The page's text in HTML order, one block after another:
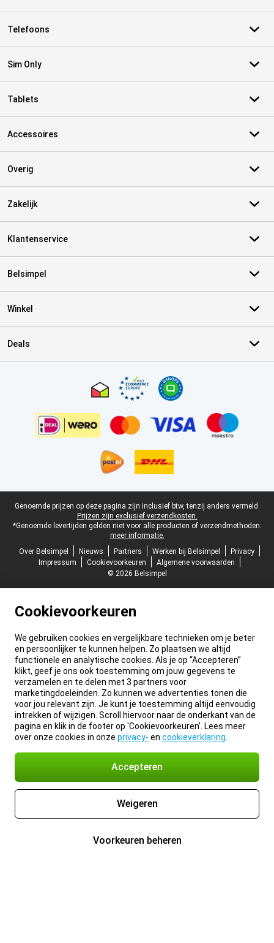
Telefoons
Sim Only
Tablets
Accessoires
Overig
Zakelijk
Klantenservice
Belsimpel
Winkel
Deals
Juridische voettekst
Genoemde prijzen op deze pagina zijn inclusief btw, tenzij anders vermeld.
Prijzen zijn exclusief verzendkosten.
*Genoemde levertijden gelden niet voor alle producten of verzendmethoden:
meer informatie.
Over Belsimpel
Nieuws Partners Werken bij Belsimpel
Privacy
Impressum
Cookievoorkeuren
Algemene voorwaarden
© 2026 Belsimpel
Cookievoorkeuren
We gebruiken cookies en vergelijkbare technieken om je beter
en persoonlijker te kunnen helpen. Zo plaatsen we altijd
functionele en analytische cookies. Als je op “Accepteren”
klikt, geef je ons ook toestemming om jouw gegevens te
verzamelen en te delen met 3 partners voor
marketingdoeleinden. Zo kunnen we advertenties tonen die
voor jou relevant zijn. Je kunt je toestemming altijd eenvoudig
intrekken of wijzigen. Scroll hiervoor naar de onderkant van de
pagina en klik in de footer op 'Cookievoorkeuren'. Lees meer
over onze cookies in onze privacy- en cookieverklaring
Accepteren
Weigeren
Voorkeuren beheren